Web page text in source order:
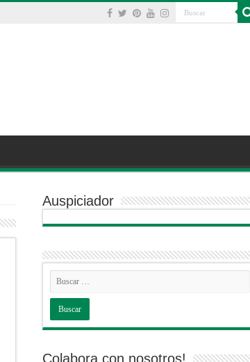
Auspiciador
Colabora con nosotros!